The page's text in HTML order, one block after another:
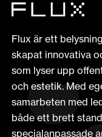
Flux är ett
skapat innovativa
som lyser upp
och estetik. Med
samarbeten med
både ett brett
specialanpassade